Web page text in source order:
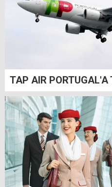
TAP AIR PORTUGAL'A